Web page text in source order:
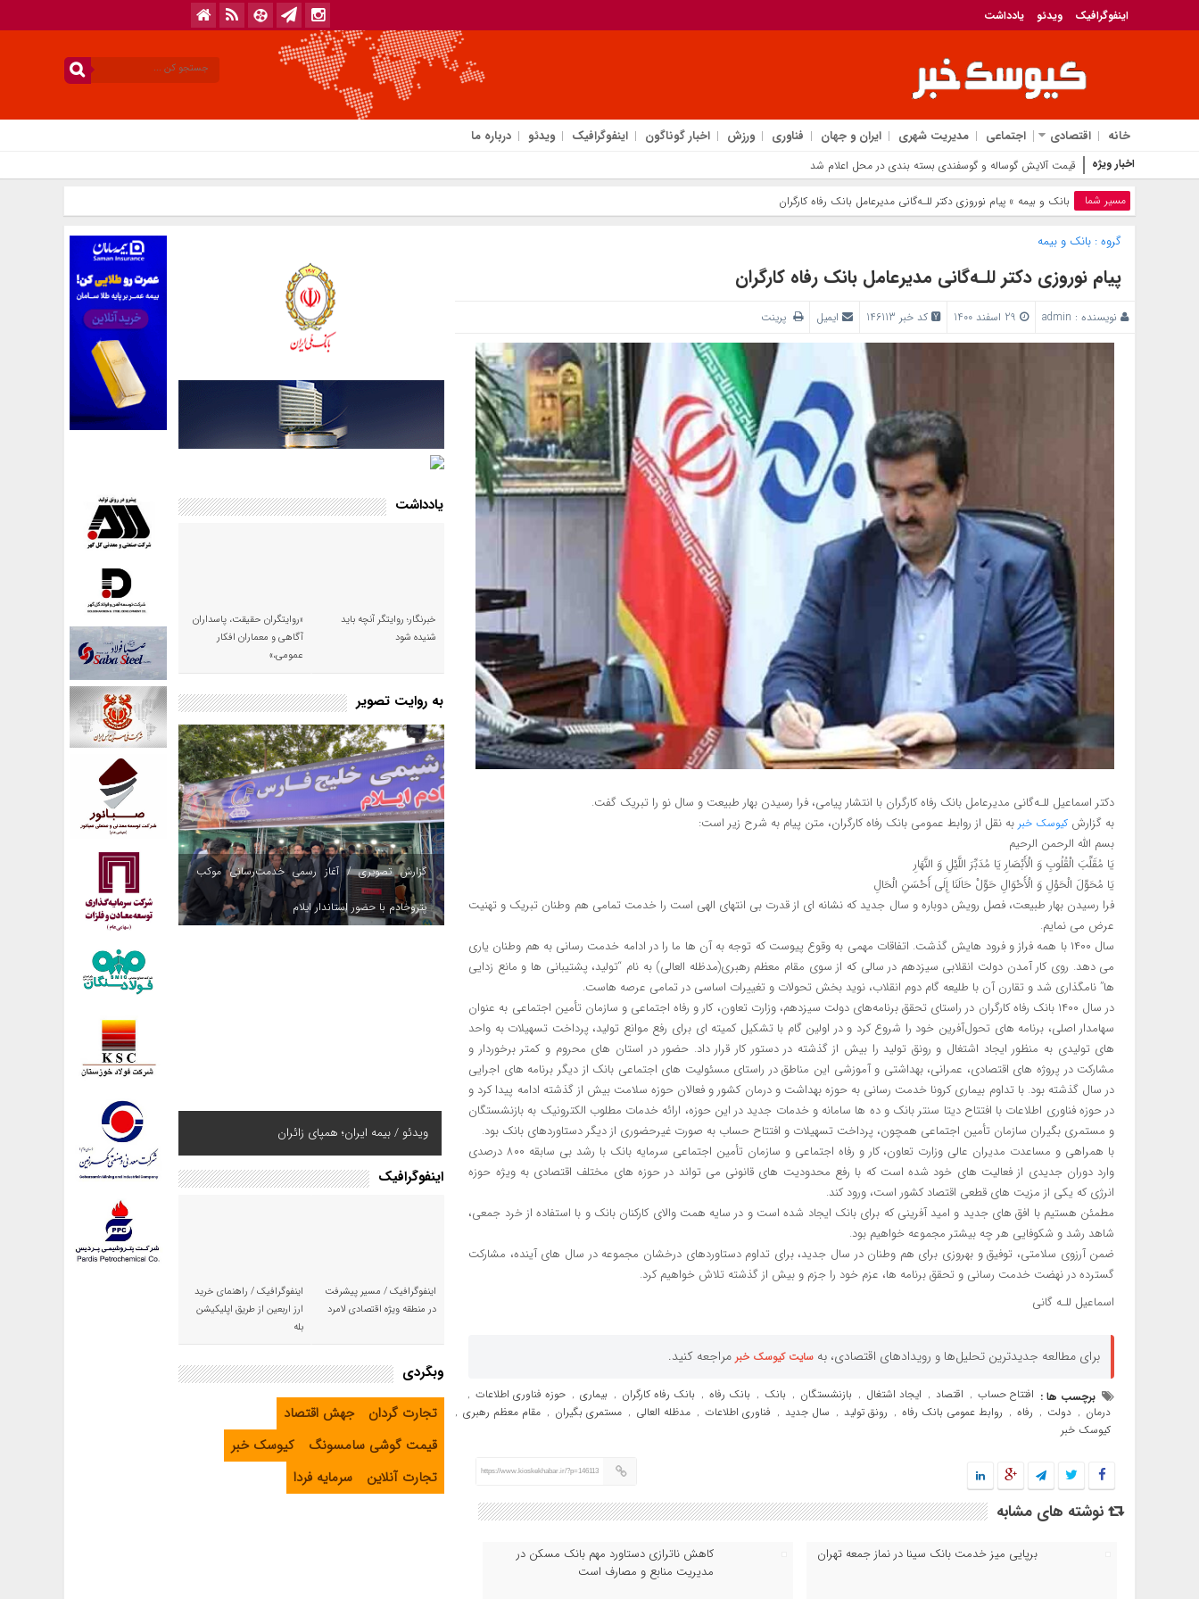
اینفوگرافیک ویدئو یادداشت
خانه اقتصادی اجتماعی مدیریت شهری ایران و جهان فناوری ورزش اخبار گوناگون اینفوگرافیک ویدئو درباره ما
اخبار ویژه قیمت آلایش گوساله و گوسفندی بسته بندی در محل اعلام شد
مسیر شما بانک‌ و بیمه » پیام نوروزی دکتر للـه‌گانی مدیرعامل بانک رفاه کارگران
گروه :بانک‌ و بیمه
پیام نوروزی دکتر للـه‌گانی مدیرعامل بانک رفاه کارگران
نویسنده : admin کد خبر 146113 ایمیل پرینت
دکتر اسماعیل للـه‌گانی مدیرعامل بانک رفاه کارگران با انتشار پیامی، فرا رسیدن بهار طبیعت و سال نو را تبریک گفت.
به گزارش کیوسک خبر به نقل از روابط عمومی بانک رفاه کارگران، متن پیام به شرح زیر است:
بسم الله الرحمن الرحیم
یَا مُقَلِّبَ الْقُلُوبِ وَ الْأَبْصَارِ یَا مُدَبِّرَ اللَّیْلِ وَ النَّهَارِ
یَا مُحَوِّلَ الْحَوْلِ وَ الْأَحْوَالِ حَوِّلْ حَالَنَا إِلَی أَحْسَنِ الْحَالِ
فرا رسیدن بهار طبیعت، فصل رویش دوباره و سال جدید که نشانه ای از قدرت بی انتهای الهی است را خدمت تمامی هم وطنان تبریک و تهنیت
عرض می نمایم.
سال ۱۴۰۰ با همه فراز و فرود هایش گذشت. اتفاقات مهمی به وقوع پیوست که توجه به آن ها ما را در ادامه خدمت رسانی به هم وطنان یاری
می دهد. روی کار آمدن دولت انقلابی سیزدهم در سالی که از سوی مقام معظم رهبری(مدظله العالی) به نام “تولید، پشتیبانی ها و مانع زدایی
ها” نامگذاری شد و تقارن آن با طلیعه گام دوم انقلاب، نوید بخش تحولات و تغییرات اساسی در تمامی عرصه هاست.
در سال ۱۴۰۰ بانک رفاه کارگران در راستای تحقق برنامه‌های دولت سیزدهم، وزارت تعاون، کار و رفاه اجتماعی و سازمان تأمین اجتماعی به عنوان
سهامدار اصلی، برنامه های تحول‌آفرین خود را شروع کرد و در اولین گام با تشکیل کمیته ای برای رفع موانع تولید، پرداخت تسهیلات به واحد
های تولیدی به منظور ایجاد اشتغال و رونق تولید را بیش از گذشته در دستور کار قرار داد. حضور در استان های محروم و کمتر برخوردار و
مشارکت در پروژه های اقتصادی، عمرانی، بهداشتی و آموزشی این مناطق در راستای مسئولیت های اجتماعی بانک از دیگر برنامه های اجرایی
در سال گذشته بود. با تداوم بیماری کرونا خدمت رسانی به حوزه بهداشت و درمان کشور و فعالان حوزه سلامت بیش از گذشته ادامه پیدا کرد و
در حوزه فناوری اطلاعات با افتتاح دیتا سنتر بانک و ده ها سامانه و خدمات جدید در این حوزه، ارائه خدمات مطلوب الکترونیک به بازنشستگان
و مستمری بگیران سازمان تأمین اجتماعی همچون، پرداخت تسهیلات و افتتاح حساب به صورت غیرحضوری از دیگر دستاوردهای بانک بود.
با همراهی و مساعدت مدیران عالی وزارت تعاون، کار و رفاه اجتماعی و سازمان تأمین اجتماعی سرمایه بانک با رشد بی سابقه ۸۰۰ درصدی
وارد دوران جدیدی از فعالیت های خود شده است که با رفع محدودیت های قانونی می تواند در حوزه های مختلف اقتصادی به ویژه حوزه
انرژی که یکی از مزیت های قطعی اقتصاد کشور است، ورود کند.
مطمئن هستیم با افق های جدید و امید آفرینی که برای بانک ایجاد شده است و در سایه همت والای کارکنان بانک و با استفاده از خرد جمعی،
شاهد رشد و شکوفایی هر چه بیشتر مجموعه خواهیم بود.
ضمن آرزوی سلامتی، توفیق و بهروزی برای هم وطنان در سال جدید، برای تداوم دستاوردهای درخشان مجموعه در سال های آینده، مشارکت
گسترده در نهضت خدمت رسانی و تحقق برنامه ها، عزم خود را جزم و بیش از گذشته تلاش خواهیم کرد.
اسماعیل للـه گانی
برای مطالعه جدیدترین تحلیل‌ها و رویدادهای اقتصادی، به سایت کیوسک خبر مراجعه کنید.
برچسب ها : افتتاح حساب , اقتصاد , ایجاد اشتغال , بازنشستگان , بانک , بانک رفاه , بانک رفاه کارگران , بیماری , حوزه فناوری اطلاعات ,
درمان , دولت , رفاه , روابط عمومی بانک رفاه , رونق تولید , سال جدید , فناوری اطلاعات , مدظله العالی , مستمری بگیران , مقام معظم رهبری ,
کیوسک خبر
https://www.kioskekhabar.ir/?p=146113
نوشته های مشابه
برپایی میز خدمت بانک سینا در نماز جمعه تهران
کاهش ناترازی دستاورد مهم بانک مسکن در
مدیریت منابع و مصارف است
یادداشت
خبرنگار؛ روایتگر آنچه باید
شنیده شود
«روایتگران حقیقت، پاسداران
آگاهی و معماران افکار
عمومی،»
به روایت تصویر
گزارش تصویری / آغاز رسمی خدمت‌رسانی موکب
پتروخادم با حضور استاندار ایلام
ویدئو / بیمه ایران؛ همپای زائران
حمله پهپادی به مقر تروریست‌ها در شمال عراق؛
انفجارهای مهیب در اربیل و سلیمانیه + ویدئو
اینفوگرافیک
اینفوگرافیک / مسیر پیشرفت
در منطقه ویژه اقتصادی لامرد
اینفوگرافیک / راهنمای خرید
ارز اربعین از طریق اپلیکیشن
بله
وبگردی
تجارت گردان
جهش اقتصاد
قیمت گوشی سامسونگ
کیوسک خبر
تجارت آنلاین
سرمایه فردا